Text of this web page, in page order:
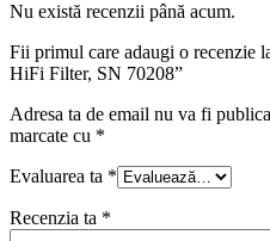
Nu există recenzii până acum.
Fii primul care adaugi o
HiFi Filter, SN 70208”
Adresa ta de email nu va fi
marcate cu *
Evaluarea ta *
Recenzia ta *